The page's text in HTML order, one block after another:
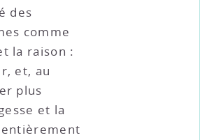
des
comme
la raison :
et, au
plus
et la
entièrement